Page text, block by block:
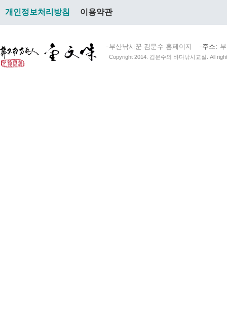
개인정보처리방침 이용약관
부산낚시꾼 김문수 홈페이지 주소
Copyright 2014. 김문수의 바다낚시교실. All